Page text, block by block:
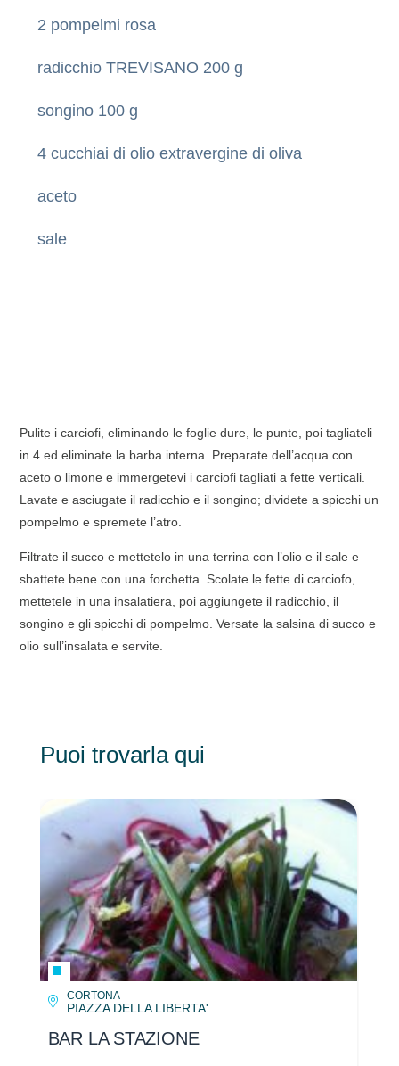
Pulite i carciofi, eliminando le foglie dure, le punte, poi tagliateli
in 4 ed eliminate la barba interna. Preparate dell’acqua con
aceto o limone e immergetevi i carciofi tagliati a fette verticali.
Lavate e asciugate il radicchio e il songino; dividete a spicchi un
pompelmo e spremete l’atro.
Filtrate il succo e mettetelo in una terrina con l’olio e il sale e
sbattete bene con una forchetta. Scolate le fette di carciofo,
mettetele in una insalatiera, poi aggiungete il radicchio, il
songino e gli spicchi di pompelmo. Versate la salsina di succo e
olio sull’insalata e servite.
2 pompelmi rosa
radicchio TREVISANO 200 g
songino 100 g
4 cucchiai di olio extravergine di oliva
aceto
sale
Puoi trovarla qui
CORTONA
PIAZZA DELLA LIBERTA'
BAR LA STAZIONE